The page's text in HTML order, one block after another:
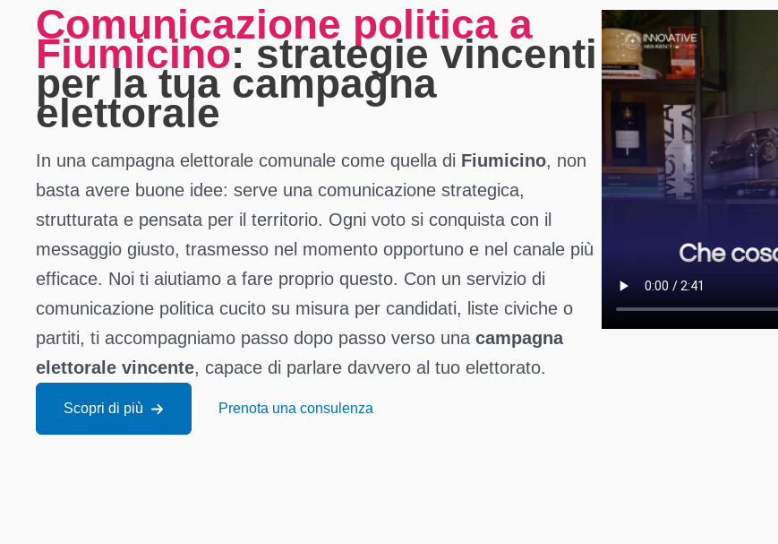
Comunicazione politica a
Fiumicino: strategie vincenti
per la tua campagna
elettorale
In una campagna elettorale comunale come quella di Fiumicino, non
basta avere buone idee: serve una comunicazione strategica,
strutturata e pensata per il territorio. Ogni voto si conquista con il
messaggio giusto, trasmesso nel momento opportuno e nel canale più
efficace. Noi ti aiutiamo a fare proprio questo. Con un servizio di
comunicazione politica cucito su misura per candidati, liste civiche o
partiti, ti accompagniamo passo dopo passo verso una campagna
elettorale vincente, capace di parlare davvero al tuo elettorato.
Scopri di più Prenota una consulenza